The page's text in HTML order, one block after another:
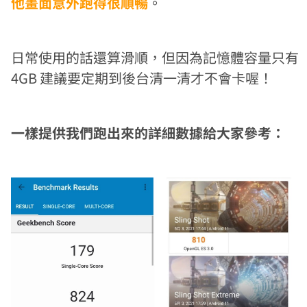
日常使用的話還算滑順，但因為記憶體容量只有
4GB 建議要定期到後台清一清才不會卡喔！
一樣提供我們跑出來的詳細數據給大家參考：